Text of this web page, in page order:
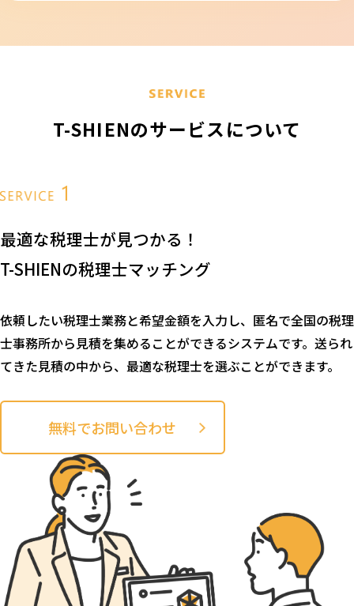
T-SHIENのサービスについて
最適な税理士が見つかる！
T-SHIENの税理士マッチング
依頼したい税理士業務と希望金額を入力し、匿名で全国の税理
士事務所から見積を集めることができるシステムです。送られ
てきた見積の中から、最適な税理士を選ぶことができます。
無料でお問い合わせ